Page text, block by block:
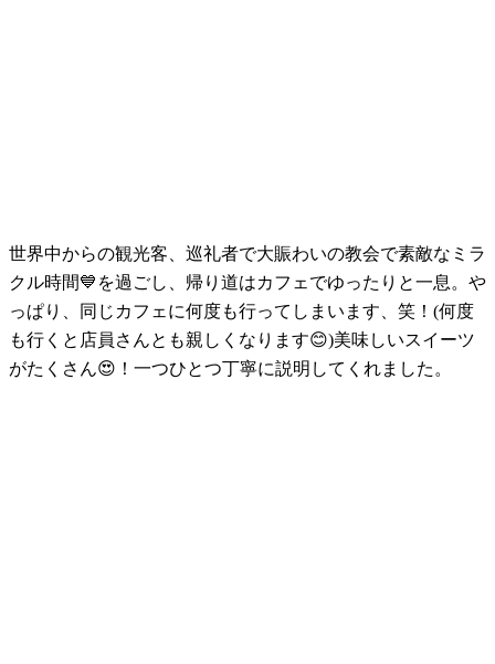
世界中からの観光客、巡礼者で大賑わいの教会で素敵なミラ
クル時間💙を過ごし、帰り道はカフェでゆったりと一息。や
っぱり、同じカフェに何度も行ってしまいます、笑！(何度
も行くと店員さんとも親しくなります😊)美味しいスイーツ
がたくさん😍！一つひとつ丁寧に説明してくれました。